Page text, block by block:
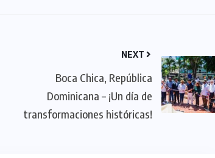
NEXT
Boca Chica, República
Dominicana – ¡Un día de
transformaciones históricas!